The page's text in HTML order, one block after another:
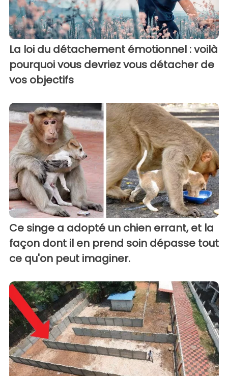
La loi du détachement émotionnel : voilà
pourquoi vous devriez vous détacher de
vos objectifs
Ce singe a adopté un chien errant, et la
façon dont il en prend soin dépasse tout
ce qu'on peut imaginer.